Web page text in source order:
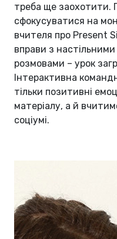
треба ще заохотити.
сфокусуватися на
вчителя про Present
вправи з
розмовами – урок
Інтерактивна
тільки позитивні
матеріалу, а й
соціумі.